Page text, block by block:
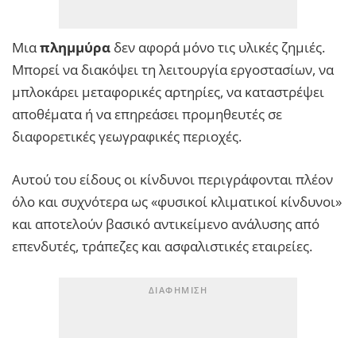
Μιαπλημμύρα δεν αφορά μόνο τις υλικές ζημιές.
Μπορεί να διακόψει τη λειτουργία εργοστασίων, να
μπλοκάρει μεταφορικές αρτηρίες, να καταστρέψει
αποθέματα ή να επηρεάσει προμηθευτές σε
διαφορετικές γεωγραφικές περιοχές.
Αυτού του είδους οι κίνδυνοι περιγράφονται πλέον
όλο και συχνότερα ως «φυσικοί κλιματικοί κίνδυνοι»
και αποτελούν βασικό αντικείμενο ανάλυσης από
επενδυτές, τράπεζες και ασφαλιστικές εταιρείες.